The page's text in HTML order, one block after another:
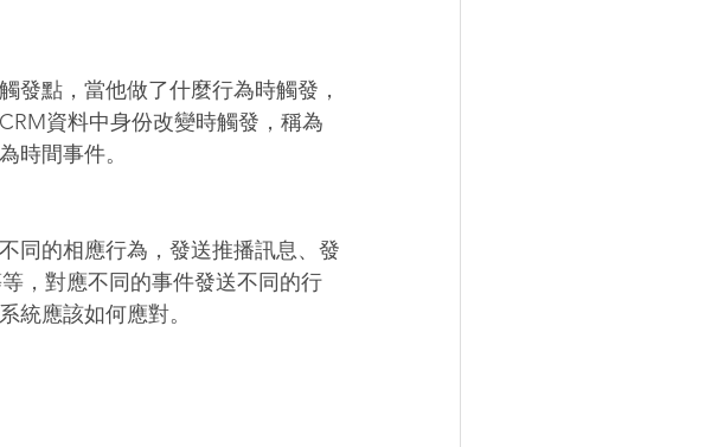
發點，當他做了什麼行為時觸發，
資料中身份改變時觸發，稱為
時間事件。
同的相應行為，發送推播訊息、發
，對應不同的事件發送不同的行
統應該如何應對。